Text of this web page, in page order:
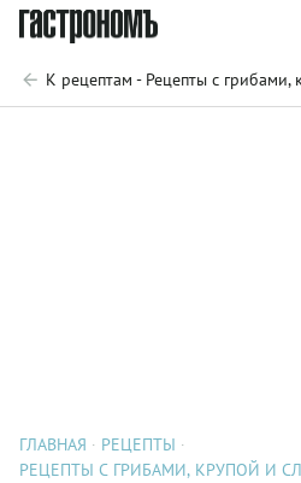
К рецептам - Рецепты с грибами,
ГЛАВНАЯ
РЕЦЕПТЫ
РЕЦЕПТЫ С ГРИБАМИ, КРУПОЙ И